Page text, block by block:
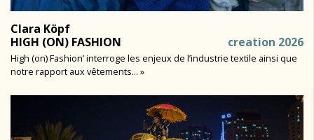
Clara Köpf
HIGH (ON) FASHION
creation 2026
High (on) Fashion’ interroge les enjeux de l’industrie textile ainsi que
notre rapport aux vêtements... »